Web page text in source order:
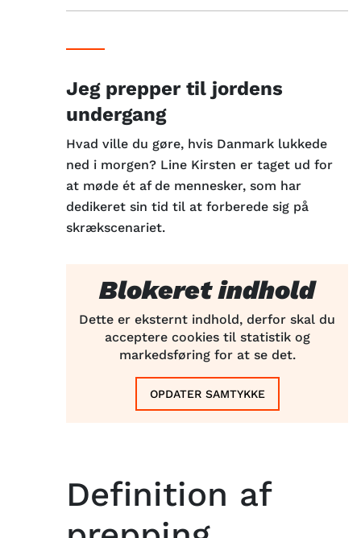
Jeg prepper til jordens
undergang
Hvad ville du gøre, hvis Danmark lukkede
ned i morgen? Line Kirsten er taget ud for
at møde ét af de mennesker, som har
dedikeret sin tid til at forberede sig på
skrækscenariet.
Blokeret indhold
Dette er eksternt indhold, derfor skal du
acceptere cookies til statistik og
markedsføring for at se det.
OPDATER SAMTYKKE
Definition af